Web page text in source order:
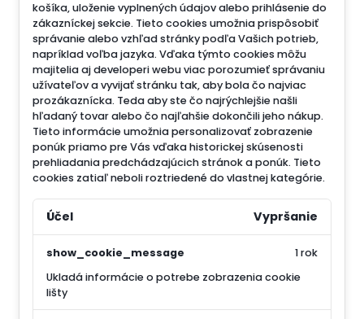
košíka, uloženie vyplnených údajov alebo prihlásenie do
zákazníckej sekcie. Tieto cookies umožnia prispôsobiť
správanie alebo vzhľad stránky podľa Vašich potrieb,
napríklad voľba jazyka. Vďaka týmto cookies môžu
majitelia aj developeri webu viac porozumieť správaniu
užívateľov a vyvijať stránku tak, aby bola čo najviac
prozákaznícka. Teda aby ste čo najrýchlejšie našli
hľadaný tovar alebo čo najľahšie dokončili jeho nákup.
Tieto informácie umožnia personalizovať zobrazenie
ponúk priamo pre Vás vďaka historickej skúsenosti
prehliadania predchádzajúcich stránok a ponúk. Tieto
cookies zatiaľ neboli roztriedené do vlastnej kategórie.
Účel Vypršanie
show_cookie_message
Ukladá informácie o potrebe zobrazenia cookie
lišty
1 rok